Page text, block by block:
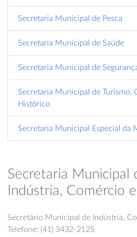
Secretaria Municipal de Pesca
Secretaria Municipal de Saúde
Secretaria Municipal de
Secretaria Municipal de Turismo,
Histórico
Secretaria Municipal Especial da
Secretaria Municipal
Indústria, Comércio
Secretário Municipal de Indústria,
Telefone: (41) 3432-2125